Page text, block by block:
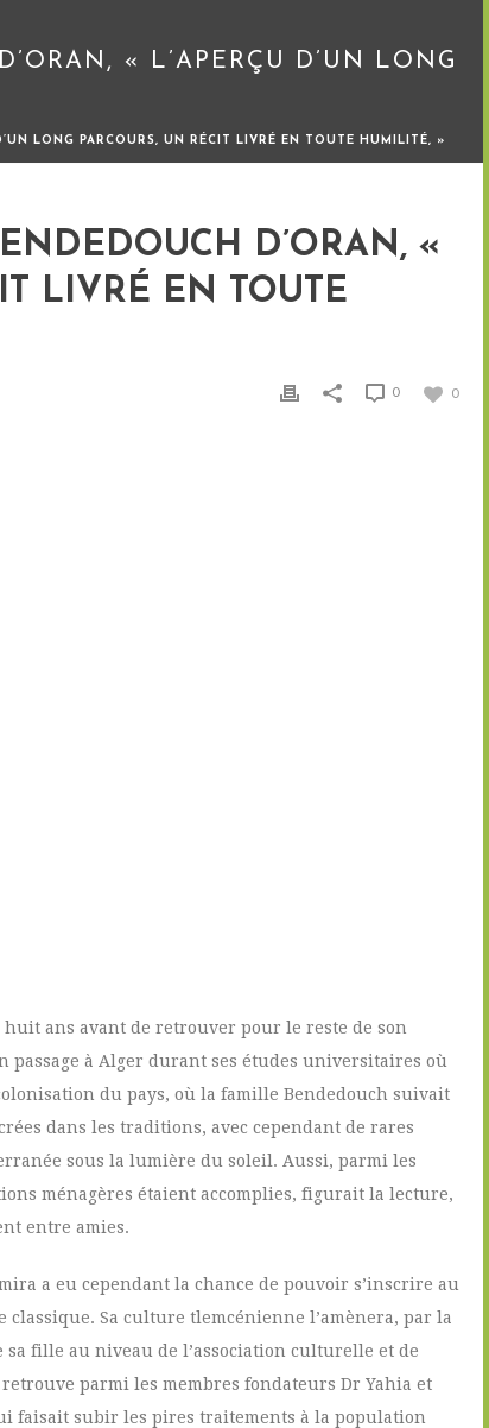
« L’APERÇU D’UN LONG
LONG PARCOURS, UN RÉCIT LIVRÉ EN TOUTE HUMILITÉ, »
D’ORAN, «
LIVRÉ EN TOUTE
0
0
huit ans avant de retrouver pour le reste de son
passage à Alger durant ses études universitaires où
du pays, où la famille Bendedouch suivait
dans les traditions, avec cependant de rares
sous la lumière du soleil. Aussi, parmi les
ménagères étaient accomplies, figurait la lecture,
entre amies.
a eu cependant la chance de pouvoir s’inscrire au
Sa culture tlemcénienne l’amènera, par la
fille au niveau de l’association culturelle et de
parmi les membres fondateurs Dr Yahia et
faisait subir les pires traitements à la population